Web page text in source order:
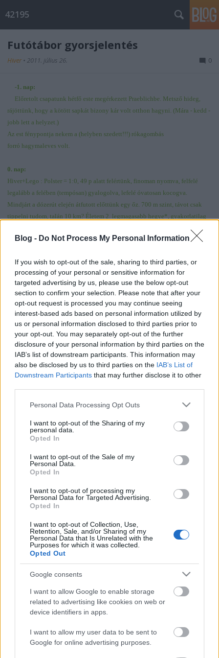
Blog - Do Not Process My Personal Information
If you wish to opt-out of the sale, sharing to third parties, or
processing of your personal or sensitive information for
targeted advertising by us, please use the below opt-out
section to confirm your selection. Please note that after your
opt-out request is processed you may continue seeing
interest-based ads based on personal information utilized by
us or personal information disclosed to third parties prior to
your opt-out. You may separately opt-out of the further
disclosure of your personal information by third parties on the
IAB’s list of downstream participants. This information may
also be disclosed by us to third parties on the IAB’s List of
Downstream Participants that may further disclose it to other
Please note that this website/app uses one or more Google
not limited to your visit or usage behaviour. You may click to
grant or deny consent to Google and its third-party tags to
use your data for below specified purposes in below Google
consent section.
Personal Data Processing Opt Outs
I want to opt-out of the Sharing of my
personal data.
Opted In
I want to opt-out of the Sale of my
Personal Data.
Opted In
I want to opt-out of processing my
Personal Data for Targeted Advertising.
Opted In
I want to opt-out of Collection, Use,
Retention, Sale, and/or Sharing of my
Personal Data that Is Unrelated with the
Purposes for which it was collected.
Opted Out
Google consents
I want to allow Google to enable storage
related to advertising like cookies on web or
device identifiers in apps.
I want to allow my user data to be sent to
Google for online advertising purposes.
42195
Futótábor gyorsjelentés
Hiver • 2011. július 26. 0
-1. nap:
Előretolt csapatunk hétfő este megérkezett Praeblichbe. Metsző hideg,
rájöttünk, hogy a kötött sapkát bizony kár volt otthon hagyni. (Mára - kedd -
jobb lett a helyzet.)
Az est fénypontja nekem a (helyben szedett!!!) rókagombás
forró hagymaleves volt.
0. nap:
Hiver+Lego : Polster = 1:0, 49 p alatt felértünk, finoman nyomva, felfelé
legalább a felében (tempósan) gyalogolva, lefelé óvatosan kocogva.
Mindjárt a dózerút elején átfutott előttünk egy őz. 700 m szint, távot csak
tippelni tudom, talán 10 km? Életem 2. legmagasabb hegye*, gyakorlatilag
Délután kirándultunk a srácokkal Eisenerzbe.
reggel, hajnali 6kor! - már vele futhatok, és napközben szép lassan
megérkezik majdnem az egész terepfutó topik! :o)))
Címkék:utazás hegy futótábor
Ajánlott bejegyzések:
Nápoly maraton - gyorsjelentés
álmodom!